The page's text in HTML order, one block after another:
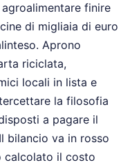
finire
di migliaia di euro
Aprono
riciclata,
locali in lista e
la filosofia
a pagare il
bilancio va in rosso
calcolato il costo